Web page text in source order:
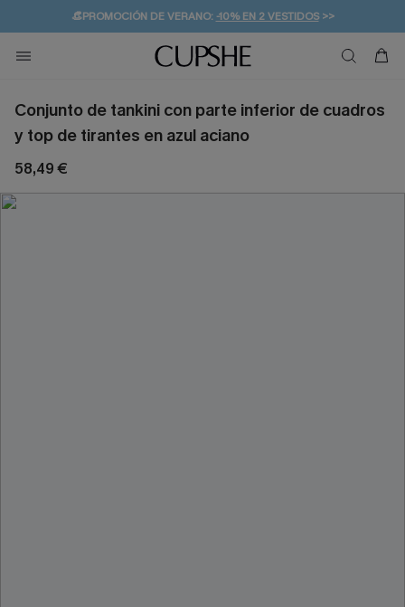
👒PROMOCIÓN DE VERANO:-10% EN 2 VESTIDOS>>
💌¡SUSCRIBIRSE & GANAR -10% EXTRA!
🚚ENVÍO GRATUITO A PARTIR DE 49 € >>
Conjunto de tankini con parte inferior de cuadros
y top de tirantes en azul aciano
58,49 €